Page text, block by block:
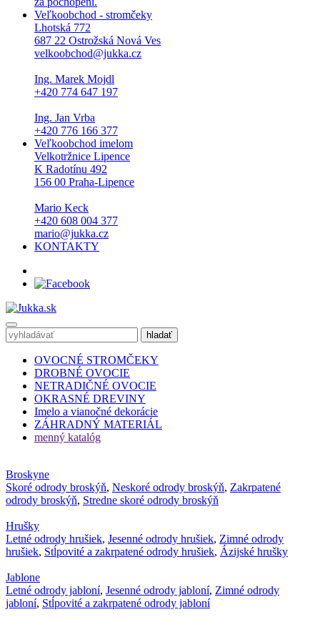
Veľkoobchod - stromčeky
Lhotská 772
687 22 Ostrožská Nová Ves
velkoobchod@jukka.cz
Ing. Marek Mojdl
+420 774 647 197
Ing. Jan Vrba
+420 776 166 377
Veľkoobchod imelom
Velkotržnice Lipence
K Radotínu 492
156 00 Praha-Lipence
Mario Keck
+420 608 004 377
mario@jukka.cz
KONTAKTY
OVOCNÉ STROMČEKY
DROBNÉ OVOCIE
NETRADIČNÉ OVOCIE
OKRASNÉ DREVINY
Imelo a vianočné dekorácie
ZÁHRADNÝ MATERIÁL
menný katalóg
Broskyne
Skoré odrody broskýň, Neskoré odrody broskýň, Zakrpatené
odrody broskýň, Stredne skoré odrody broskýň
Hrušky
Letné odrody hrušiek, Jesenné odrody hrušiek, Zimné odrody
hrušiek, Stĺpovité a zakrpatené odrody hrušiek, Ázijské hrušky
Jablone
Letné odrody jabloní, Jesenné odrody jabloní, Zimné odrody
jabloní, Stĺpovité a zakrpatené odrody jabloní